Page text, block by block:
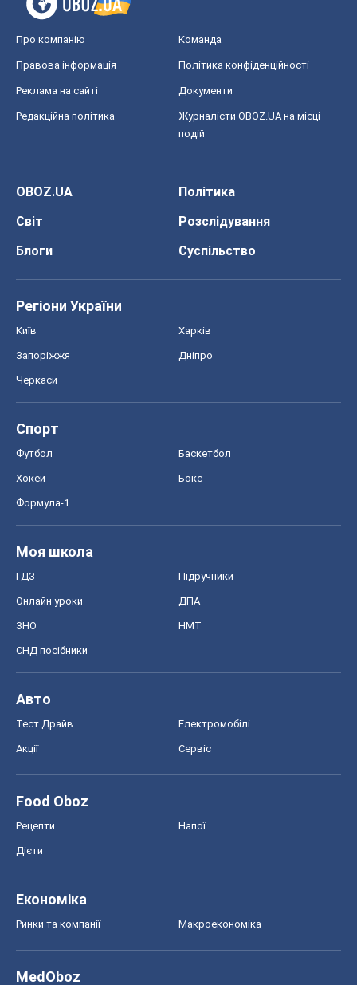
Про компанію Команда
Правова інформація Політика конфіденційності
Реклама на сайті Документи
Редакційна політика
Журналісти OBOZ.UA на місці
подій
OBOZ.UA
Політика
Світ
Розслідування
Блоги
Суспільство
Регіони України
Київ Харків
Запоріжжя Дніпро
Черкаси
Спорт
Футбол Баскетбол
Хокей Бокс
Формула-1
Моя школа
ГДЗ Підручники
Онлайн уроки ДПА
ЗНО НМТ
СНД посібники
Авто
Тест Драйв Електромобілі
Акції Сервіс
Food Oboz
Рецепти Напої
Дієти
Економіка
Ринки та компанії Макроекономіка
MedOboz